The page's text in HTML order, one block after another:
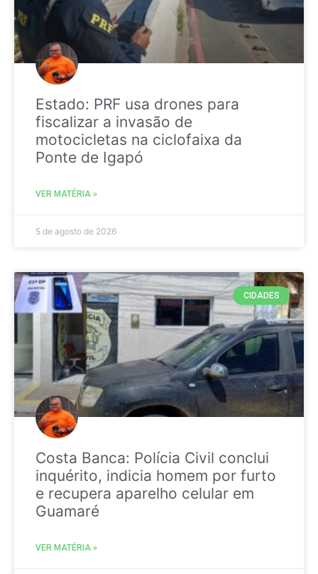
Estado: PRF usa drones para
fiscalizar a invasão de
motocicletas na ciclofaixa da
Ponte de Igapó
VER MATÉRIA »
5 de agosto de 2026
CIDADES
Costa Banca: Polícia Civil conclui
inquérito, indicia homem por furto
e recupera aparelho celular em
Guamaré
VER MATÉRIA »